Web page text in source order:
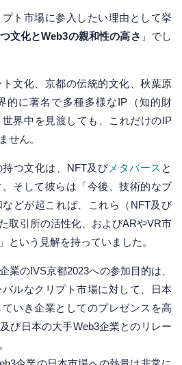
ト市場に参入したい理由として挙
文化とWeb3の親和性の高さ 」でし
文化、京都の伝統的文化、秋葉原
的に著名で多種多様なIP（知的財
界中を見渡しても、これだけのIP
せん。
つ文化は、NFT及び メタバース と
そして彼らは「今後、技術的なブ
どが起これば、これら（NFT及び
取引所の活性化、およびARやVR市
という見解を持っていました。
業のIVS京都2023への参加目的は、
ルなクリプト市場に対して、日本
いき企業としてのプレゼンスを高
び日本の大手Web3企業とのリレー